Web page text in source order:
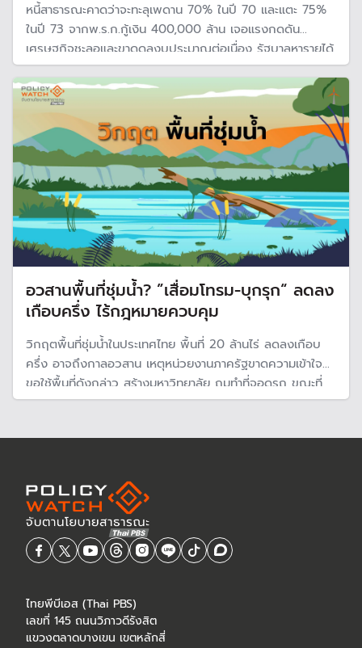
หนี้สาธารณะคาดว่าจะทะลุเพดาน 70% ในปี 70 และแตะ 75%
ในปี 73 จากพ.ร.ก.กู้เงิน 400,000 ล้าน เจอแรงกดดัน
เศรษฐกิจชะลอและขาดดุลงบประมาณต่อเนื่อง รัฐบาลหารายได้
ไม่ทันรายจ่าย ขณะที่บริษัทจัดอันดับความน่าเชื่อถือ R&I มั่นใจ
รัฐบาลบริหารจัดการหนี้ตามกฎหมายได้
อวสานพื้นที่ชุ่มน้ำ? ”เสื่อมโทรม-บุกรุก“ ลดลง
เกือบครึ่ง ไร้กฎหมายควบคุม
วิกฤตพื้นที่ชุ่มน้ำในประเทศไทย พื้นที่ 20 ล้านไร่ ลดลงเกือบ
ครึ่ง อาจถึงกาลอวสาน เหตุหน่วยงานภาครัฐขาดความเข้าใจ
ขอใช้พื้นที่ดังกล่าว สร้างมหาวิทยาลัย ถมทำที่จอดรถ ขณะที่
เนื่องจากไม่มีกฎหมายควบคุมดูแลมีเพียงมติคณะรัฐมนตรี
กฎหมายพื้นที่ชุ่มน้ำ
ไทยพีบีเอส (Thai PBS)
เลขที่ 145 ถนนวิภาวดีรังสิต
แขวงตลาดบางเขน เขตหลักสี่